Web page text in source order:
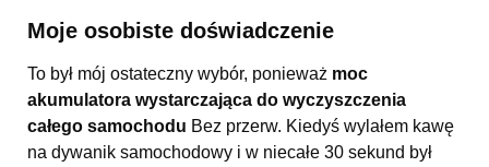
Moje osobiste doświadczenie
To był mój ostateczny wybór, ponieważ moc
akumulatora wystarczająca do wyczyszczenia
całego samochodu Bez przerw. Kiedyś wylałem kawę
na dywanik samochodowy i w niecałe 30 sekund był